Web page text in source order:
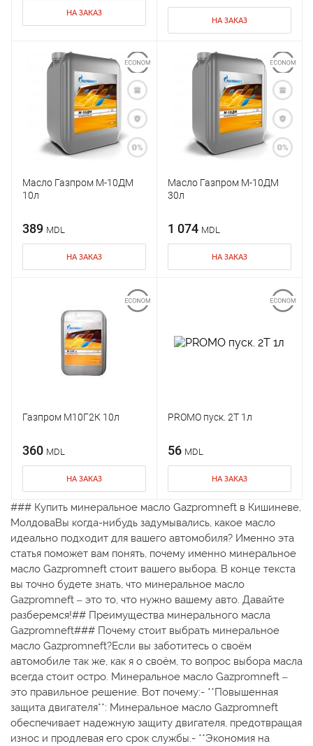
НА ЗАКАЗ
НА ЗАКАЗ
Масло Газпром М-10ДМ
10л
389 MDL
НА ЗАКАЗ
Масло Газпром М-10ДМ
30л
1 074 MDL
НА ЗАКАЗ
Газпром М10Г2К 10л
360 MDL
НА ЗАКАЗ
PROMO пуск. 2T 1л
56 MDL
НА ЗАКАЗ
### Купить минеральное масло Gazpromneft в Кишиневе,
МолдоваВы когда-нибудь задумывались, какое масло
идеально подходит для вашего автомобиля? Именно эта
статья поможет вам понять, почему именно минеральное
масло Gazpromneft стоит вашего выбора. В конце текста
вы точно будете знать, что минеральное масло
Gazpromneft – это то, что нужно вашему авто. Давайте
разберемся!## Преимущества минерального масла
Gazpromneft### Почему стоит выбрать минеральное
масло Gazpromneft?Если вы заботитесь о своём
автомобиле так же, как я о своём, то вопрос выбора масла
всегда стоит остро. Минеральное масло Gazpromneft –
это правильное решение. Вот почему:- **Повышенная
защита двигателя**: Минеральное масло Gazpromneft
обеспечивает надежную защиту двигателя, предотвращая
износ и продлевая его срок службы.- **Экономия на